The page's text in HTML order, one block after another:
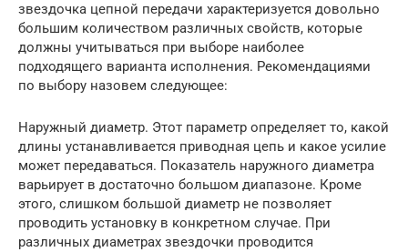
звездочка цепной передачи характеризуется довольно
большим количеством различных свойств, которые
должны учитываться при выборе наиболее
подходящего варианта исполнения. Рекомендациями
по выбору назовем следующее:
Наружный диаметр. Этот параметр определяет то, какой
длины устанавливается приводная цепь и какое усилие
может передаваться. Показатель наружного диаметра
варьирует в достаточно большом диапазоне. Кроме
этого, слишком большой диаметр не позволяет
проводить установку в конкретном случае. При
различных диаметрах звездочки проводится